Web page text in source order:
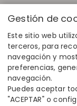
Gestión de
Este sitio web
terceros, para
navegación y
preferencias,
navegación.
Puedes aceptar
"ACEPTAR" o
ENLACES RAPIDOS
Calcula tu talla
Encuentra tu tienda
Únete al directorio